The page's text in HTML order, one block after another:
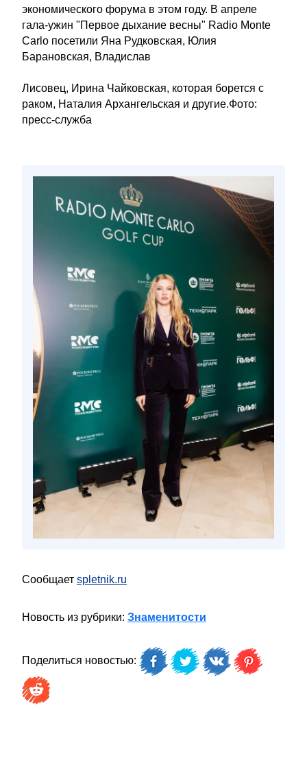
экономического форума в этом году. В апреле
гала-ужин "Первое дыхание весны" Radio Monte
Carlo посетили Яна Рудковская, Юлия
Барановская, Владислав
Лисовец, Ирина Чайковская, которая борется с
раком, Наталия Архангельская и другие.Фото:
пресс-служба
Сообщает spletnik.ru
Новость из рубрики: Знаменитости
Поделиться новостью: